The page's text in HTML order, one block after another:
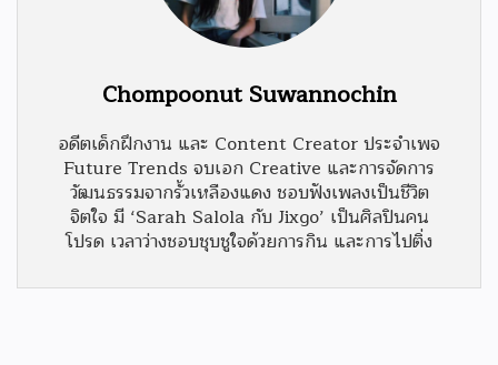
Chompoonut Suwannochin
อดีตเด็กฝึกงาน และ Content Creator ประจำเพจ
Future Trends จบเอก Creative และการจัดการ
วัฒนธรรมจากรั้วเหลืองแดง ชอบฟังเพลงเป็นชีวิต
จิตใจ มี ‘Sarah Salola กับ Jixgo’ เป็นศิลปินคน
โปรด เวลาว่างชอบชุบชูใจด้วยการกิน และการไปติ่ง